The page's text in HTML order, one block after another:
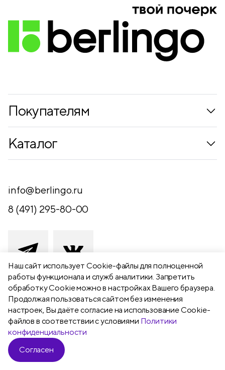
Наш сайт использует Сookie-файлы для полноценной
работы функционала и служб аналитики. Запретить
обработку Cookie можно в настройках Вашего браузера.
Продолжая пользоваться сайтом без изменения
настроек, Вы даёте согласие на использование Cookie-
файлов в соответствии с условиями Политики
конфиденциальности
Согласен
Покупателям
Контакты
Обратная связь
Каталог
Письменные принадлежности
Канцелярские принадлежности
Чертежные принадлежности
Хобби и творчество
Презентационное оборудование
Школьный текстиль
Бумажная продукция
info@berlingo.ru
8 (491) 295-80-00
391111 Рязанская обл., Рыбновский р-
н,
г. Рыбное, ул. Берёзовая, 13а